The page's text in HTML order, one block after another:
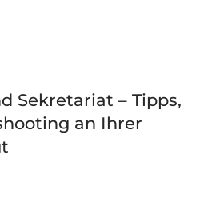
Sekretariat – Tipps,
an Ihrer